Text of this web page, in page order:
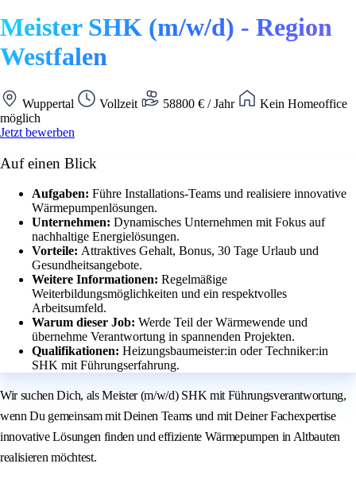
Meister SHK (m/w/d) - Region
Westfalen
Wuppertal Vollzeit 58800 € / Jahr
Kein Homeoffice
möglich
Jetzt bewerben
Auf einen Blick
Aufgaben: Führe Installations-Teams und realisiere innovative
Wärmepumpenlösungen.
Unternehmen: Dynamisches Unternehmen mit Fokus auf
nachhaltige Energielösungen.
Vorteile: Attraktives Gehalt, Bonus, 30 Tage Urlaub und
Gesundheitsangebote.
Weitere Informationen: Regelmäßige
Weiterbildungsmöglichkeiten und ein respektvolles
Arbeitsumfeld.
Warum dieser Job: Werde Teil der Wärmewende und
übernehme Verantwortung in spannenden Projekten.
Qualifikationen: Heizungsbaumeister:in oder Techniker:in
SHK mit Führungserfahrung.
Wir suchen Dich, als Meister (m/w/d) SHK mit Führungsverantwortung,
wenn Du gemeinsam mit Deinen Teams und mit Deiner Fachexpertise
innovative Lösungen finden und effiziente Wärmepumpen in Altbauten
realisieren möchtest.